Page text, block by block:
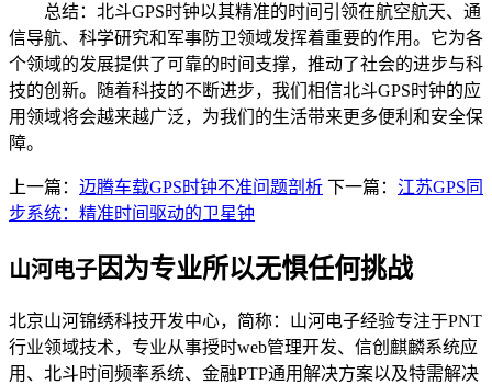
总结：北斗GPS时钟以其精准的时间引领在航空航天、通
信导航、科学研究和军事防卫领域发挥着重要的作用。它为各
个领域的发展提供了可靠的时间支撑，推动了社会的进步与科
技的创新。随着科技的不断进步，我们相信北斗GPS时钟的应
用领域将会越来越广泛，为我们的生活带来更多便利和安全保
障。
上一篇： 迈腾车载GPS时钟不准问题剖析 下一篇： 江苏GPS同
步系统：精准时间驱动的卫星钟
山河电子因为专业所以无惧任何挑战
北京山河锦绣科技开发中心，简称：山河电子经验专注于PNT
行业领域技术，专业从事授时web管理开发、信创麒麟系统应
用、北斗时间频率系统、金融PTP通用解决方案以及特需解决